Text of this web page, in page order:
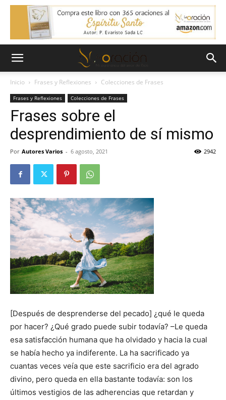
Inicio Frases y Reflexiones Colecciones de Frases
Frases y Reflexiones Colecciones de Frases
Frases sobre el
desprendimiento de sí mismo
Por Autores Varios - 6 agosto, 2021 2942
[Después de desprenderse del pecado] ¿qué le queda
por hacer? ¿Qué grado puede subir todavía? –Le queda
esa satisfacción humana que ha olvidado y hacia la cual
se había hecho ya indiferente. La ha sacrificado ya
cuantas veces veía que este sacrificio era del agrado
divino, pero queda en ella bastante todavía: son los
últimos vestigios de las adherencias que retardan y